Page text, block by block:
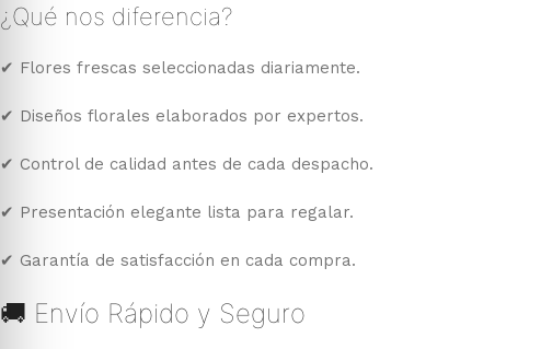
¿Qué nos diferencia?
✔ Flores frescas seleccionadas diariamente.
✔ Diseños florales elaborados por expertos.
✔ Control de calidad antes de cada despacho.
✔ Presentación elegante lista para regalar.
✔ Garantía de satisfacción en cada compra.
🚚 Envío Rápido y Seguro